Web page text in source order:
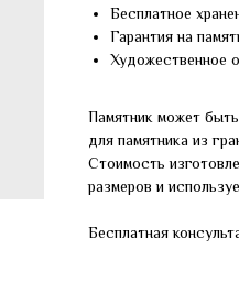
Бесплатное
Гарантия на
Художественное
Памятник может
для памятника из
Стоимость
размеров и
Бесплатная